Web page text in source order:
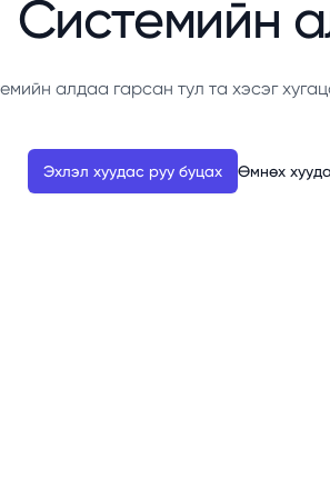
Системийн
алдаа гарсан тул та хэсэг
Эхлэл хуудас руу буцах Өмнөх